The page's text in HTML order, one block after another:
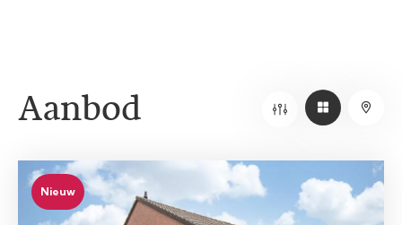
Aanbod
Nieuw